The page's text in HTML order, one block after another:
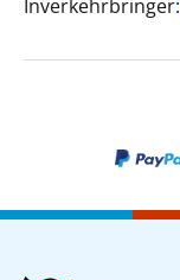
Inverkehrbringer: